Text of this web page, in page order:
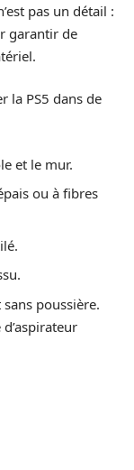
pas un détail :
garantir de
la PS5 dans de
et le mur.
ou à fibres
poussière.